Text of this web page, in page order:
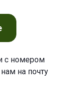
с номером
на почту